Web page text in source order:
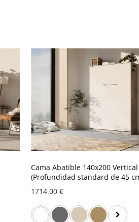
Cama Abatible 140x200 Vertical
(Profundidad standard de 45
Hormigón / Blanco
1714.00 €